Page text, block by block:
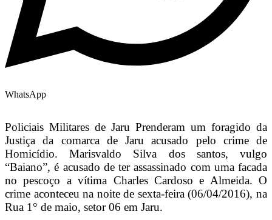
WhatsApp
Policiais Militares de Jaru Prenderam um foragido da
Justiça da comarca de Jaru acusado pelo crime de
Homicídio. Marisvaldo Silva dos santos, vulgo
“Baiano”, é acusado de ter assassinado com uma facada
no pescoço a vítima Charles Cardoso e Almeida. O
crime aconteceu na noite de sexta-feira (06/04/2016), na
Rua 1° de maio, setor 06 em Jaru.